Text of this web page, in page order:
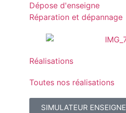
Dépose d'enseigne
Réparation et dépannage
Réalisations
Toutes nos réalisations
SIMULATEUR ENSEIGNE